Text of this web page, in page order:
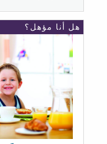
هل أنا مؤهل؟